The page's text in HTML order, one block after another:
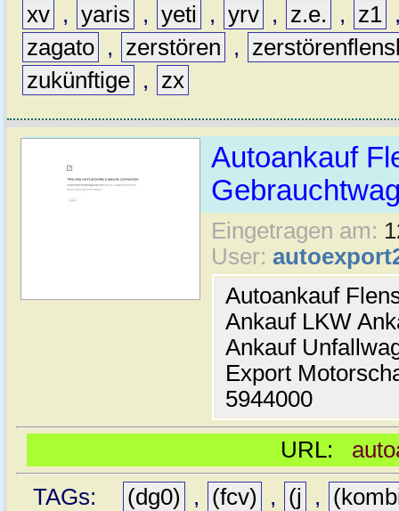
xv , yaris , yeti , yrv , z.e. , z1
zagato , zerstören ,
zukünftige , zx
Autoankauf
Eingetragen am:
User:
Autoankauf
Ankauf LKW
Ankauf
Export
5944000
URL:
TAGs:
(dg0) , (fcv) , (j ,